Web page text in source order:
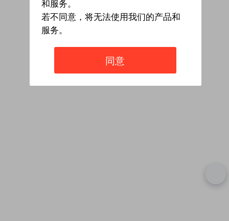
和服务。
若不同意，将无法使用我们的产品和
服务。
同意